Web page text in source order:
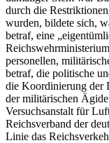
durch die
wurden, bildete sich,
betraf, eine
personellen,
betraf, die politische
die Koordinierung der
der militärischen
Versuchsanstalt für
Reichsverband der
Linie das